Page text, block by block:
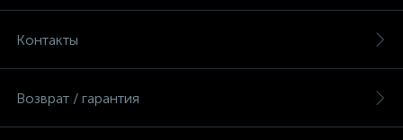
Контакты
Возврат / гарантия